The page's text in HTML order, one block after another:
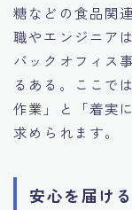
糖などの食品関
職やエンジニア
バックオフィス
るある。ここで
作業」と「着実
求められます。
安心を届け